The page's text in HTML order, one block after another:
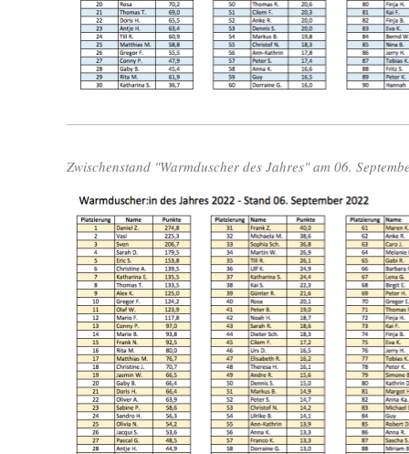
Zwischenstand "Warmduscher des Jahres" am 06.